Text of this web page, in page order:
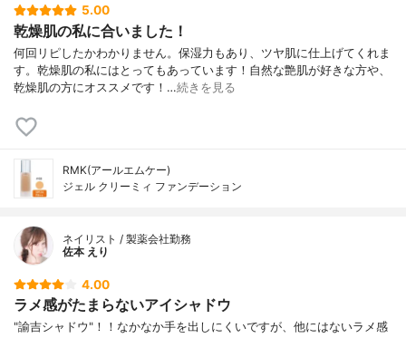
5.00
乾燥肌の私に合いました！
何回リピしたかわかりません。保湿力もあり、ツヤ肌に仕上げてくれま
す。乾燥肌の私にはとってもあっています！自然な艶肌が好きな方や、
乾燥肌の方にオススメです！…続きを見る
RMK(アールエムケー)
ジェル クリーミィ ファンデーション
ネイリスト / 製薬会社勤務
佐本 えり
4.00
ラメ感がたまらないアイシャドウ
"諭吉シャドウ"！！なかなか手を出しにくいですが、他にはないラメ感